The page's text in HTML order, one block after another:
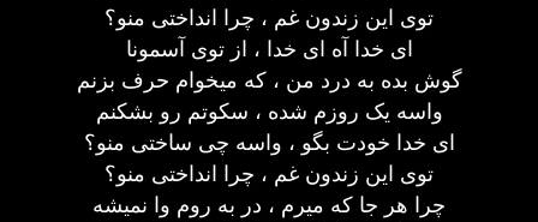
توی این زندون غم ، چرا انداختی منو؟
ای خدا آه ای خدا ، از توی آسمونا
گوش بده به درد من ، که میخوام حرف بزنم
واسه یک روزم شده ، سکوتم رو بشکنم
ای خدا خودت بگو ، واسه چی ساختی منو؟
توی این زندون غم ، چرا انداختی منو؟
چرا هر جا که میرم ، در به روم وا نمیشه